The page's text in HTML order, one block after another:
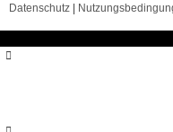
Datenschutz